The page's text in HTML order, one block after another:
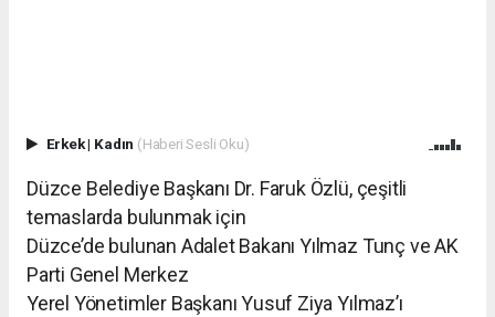
Erkek| Kadın (Haberi Sesli Oku)
Düzce Belediye Başkanı Dr. Faruk Özlü, çeşitli
temaslarda bulunmak için
Düzce’de bulunan Adalet Bakanı Yılmaz Tunç ve AK
Parti Genel Merkez
Yerel Yönetimler Başkanı Yusuf Ziya Yılmaz’ı